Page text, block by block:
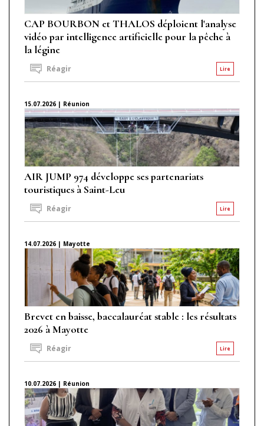
CAP BOURBON et THALOS déploient l'analyse
vidéo par intelligence artificielle pour la pêche à
la légine
Lire
Réagir
15.07.2026 | Réunion
AIR JUMP 974 développe ses partenariats
touristiques à Saint-Leu
Lire
Réagir
14.07.2026 | Mayotte
Brevet en baisse, baccalauréat stable : les résultats
2026 à Mayotte
Lire
Réagir
10.07.2026 | Réunion